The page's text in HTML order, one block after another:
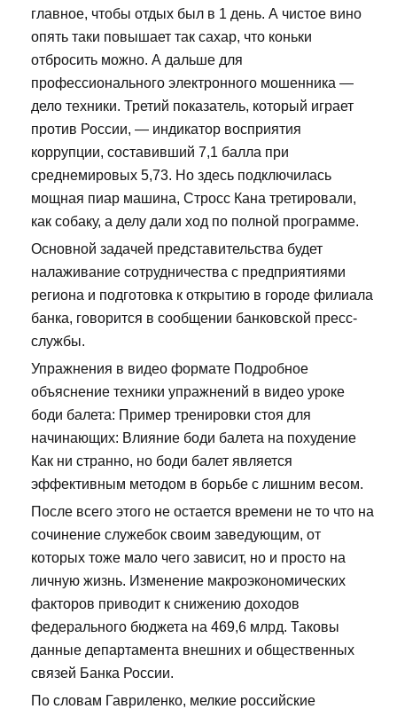
главное, чтобы отдых был в 1 день. А чистое вино
опять таки повышает так сахар, что коньки
отбросить можно. А дальше для
профессионального электронного мошенника —
дело техники. Третий показатель, который играет
против России, — индикатор восприятия
коррупции, составивший 7,1 балла при
среднемировых 5,73. Но здесь подключилась
мощная пиар машина, Стросс Кана третировали,
как собаку, а делу дали ход по полной программе.
Основной задачей представительства будет
налаживание сотрудничества с предприятиями
региона и подготовка к открытию в городе филиала
банка, говорится в сообщении банковской пресс-
службы.
Упражнения в видео формате Подробное
объяснение техники упражнений в видео уроке
боди балета: Пример тренировки стоя для
начинающих: Влияние боди балета на похудение
Как ни странно, но боди балет является
эффективным методом в борьбе с лишним весом.
После всего этого не остается времени не то что на
сочинение служебок своим заведующим, от
которых тоже мало чего зависит, но и просто на
личную жизнь. Изменение макроэкономических
факторов приводит к снижению доходов
федерального бюджета на 469,6 млрд. Таковы
данные департамента внешних и общественных
связей Банка России.
По словам Гавриленко, мелкие российские